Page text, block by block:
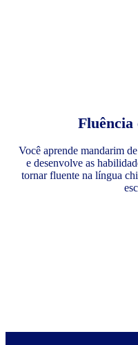
Fluência
Você aprende mandarim
e desenvolve as
tornar fluente na língua